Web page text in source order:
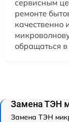
сервисным
ремонте
качественно
обращаться
Замена ТЭН
Замена ТЭН